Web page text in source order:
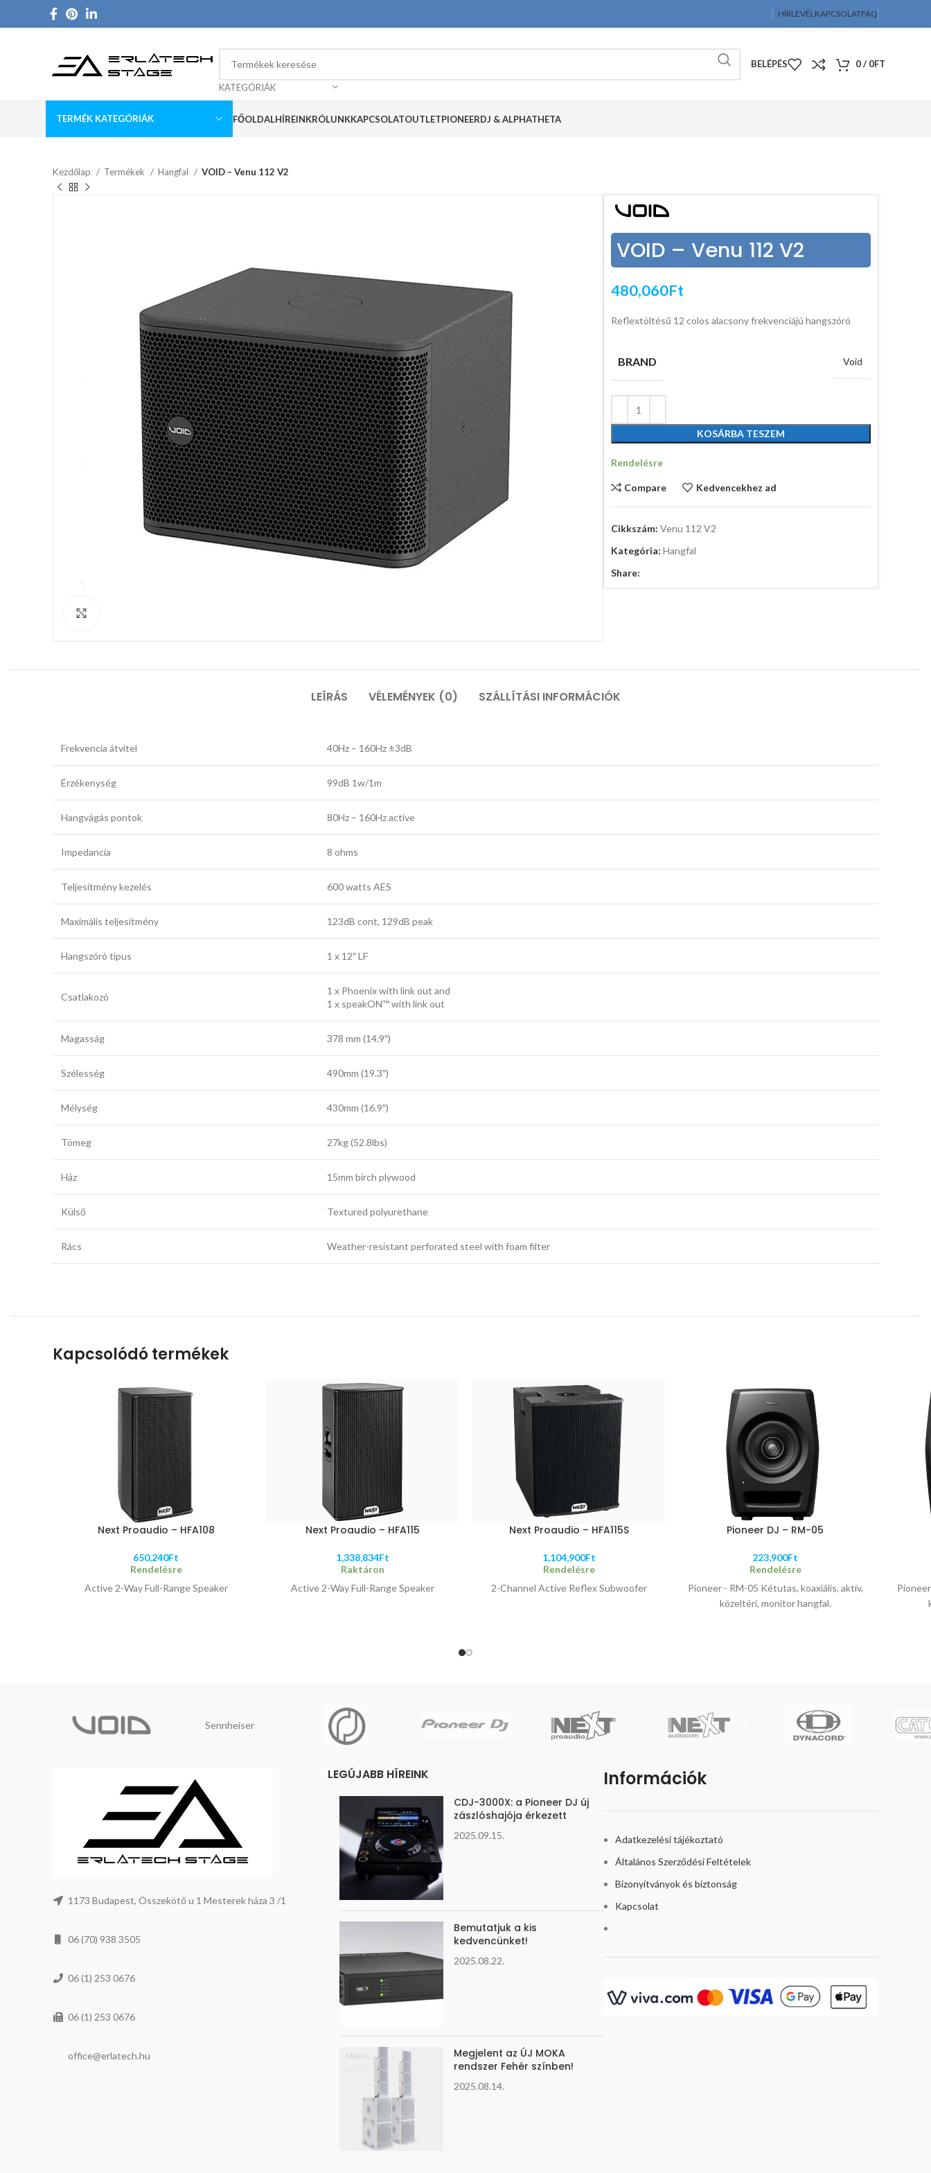
HÍRLEVÉLKAPCSOLATFAQ
KATEGÓRIÁK
BELÉPÉS 0/ 0FT
TERMÉK KATEGÓRIÁK FŐOLDALHÍREINKRÓLUNKKAPCSOLATOUTLETPIONEERDJ & ALPHATHETA
Kezdőlap Termékek Hangfal VOID – Venu 112 V2
VOID – Venu 112 V2
480,060Ft
Reflextöltésű 12 colos alacsony frekvenciájú hangszóró
BRAND Void
KOSÁRBA TESZEM
Rendelésre
Compare Kedvencekhez ad
Cikkszám: Venu 112 V2
Kategória: Hangfal
Share:
LEÍRÁS VÉLEMÉNYEK (0) SZÁLLÍTÁSI INFORMÁCIÓK
Frekvencia átvitel 40Hz – 160Hz ±3dB
Érzékenység 99dB 1w/1m
Hangvágás pontok 80Hz – 160Hz active
Impedancia 8 ohms
Teljesítmény kezelés 600 watts AES
Maximális teljesítmény 123dB cont, 129dB peak
Hangszóró típus 1 x 12″ LF
Csatlakozó
1 x Phoenix with link out and
1 x speakON™ with link out
Magasság 378 mm (14.9″)
Szélesség 490mm (19.3″)
Mélység 430mm (16.9″)
Tömeg 27kg (52.8lbs)
Ház 15mm birch plywood
Külső Textured polyurethane
Rács Weather-resistant perforated steel with foam filter
Kapcsolódó termékek
Next Proaudio – HFA108
650,240Ft
Rendelésre
Active 2-Way Full-Range Speaker
Next Proaudio – HFA115
1,338,834Ft
Raktáron
Active 2-Way Full-Range Speaker
Next Proaudio – HFA115S
1,104,900Ft
Rendelésre
2-Channel Active Reflex Subwoofer
Pioneer DJ – RM-05
223,900Ft
Rendelésre
Pioneer - RM-05 Kétutas, koaxiális, aktív,
közeltéri, monitor hangfal.
Sennheiser
1173 Budapest, Összekötő u 1 Mesterek háza 3 /1
06 (70) 938 3505
06 (1) 253 0676
06 (1) 253 0676
office@erlatech.hu
LEGÚJABB HÍREINK
CDJ-3000X: a Pioneer DJ új
zászlóshajója érkezett
2025.09.15.
Bemutatjuk a kis
kedvencünket!
2025.08.22.
Megjelent az ÚJ MOKA
rendszer Fehér színben!
2025.08.14.
Információk
Adatkezelési tájékoztató
Általános Szerződési Feltételek
Bizonyítványok és biztonság
Kapcsolat